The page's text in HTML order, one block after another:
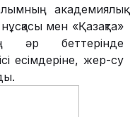
академиялық
мен «Қазақта»
әр беттерінде
есімдеріне, жер-су